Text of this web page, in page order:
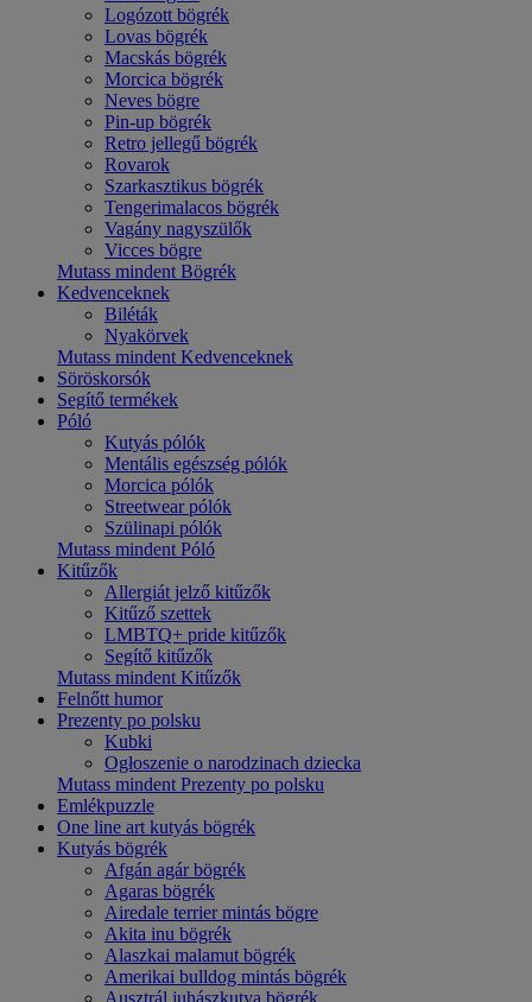
Logózott bögrék
Lovas bögrék
Macskás bögrék
Morcica bögrék
Neves bögre
Pin-up bögrék
Retro jellegű bögrék
Rovarok
Szarkasztikus bögrék
Tengerimalacos bögrék
Vagány nagyszülők
Vicces bögre
Mutass mindent Bögrék
Kedvenceknek
Biléták
Nyakörvek
Mutass mindent Kedvenceknek
Söröskorsók
Segítő termékek
Póló
Kutyás pólók
Mentális egészség pólók
Morcica pólók
Streetwear pólók
Szülinapi pólók
Mutass mindent Póló
Kitűzők
Allergiát jelző kitűzők
Kitűző szettek
LMBTQ+ pride kitűzők
Segítő kitűzők
Mutass mindent Kitűzők
Felnőtt humor
Prezenty po polsku
Kubki
Ogłoszenie o narodzinach dziecka
Mutass mindent Prezenty po polsku
Emlékpuzzle
One line art kutyás bögrék
Kutyás bögrék
Afgán agár bögrék
Agaras bögrék
Airedale terrier mintás bögre
Akita inu bögrék
Alaszkai malamut bögrék
Amerikai bulldog mintás bögrék
Ausztrál juhászkutya bögrék